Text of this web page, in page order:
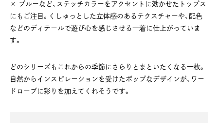
× ブルーなど、ステッチカラーをアクセントに効かせたトップス
にもご注目。くしゅっとした立体感のあるテクスチャーや、配色
などのディテールで遊び心を感じさせる一着に仕上がっていま
す。
どのシリーズもこれからの季節にさらりとまといたくなる一枚。
自然からインスピレーションを受けたポップなデザインが、ワー
ドローブに彩りを加えてくれそうです。